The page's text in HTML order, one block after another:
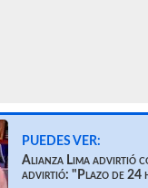
PUEDES VER:
Alianza Lima advirtió
advirtió: "Plazo de 24